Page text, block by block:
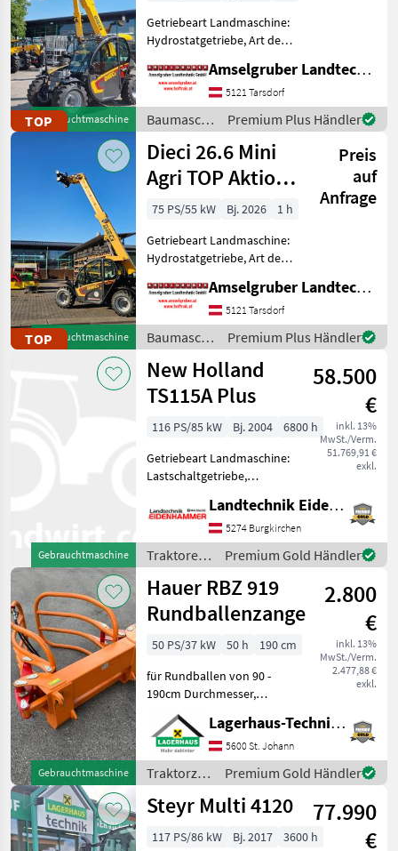
TOPGebrauchtmaschine
Getriebeart Landmaschine:
Hydrostatgetriebe, Art der
Diesel, Abgasstufe: -/Stage
V, hydr.
Werkzeugverriegelung,
Sperrdiff. hinten, Sperrdiff. v
Amselgruber Landtechnik GmbH
5121 Tarsdorf
Baumaschinen
/ Dieci
Premium Plus Händler
TOPGebrauchtmaschine
Dieci 26.6 Mini
Agri TOP Aktion
mit
Österreichpaket
Preis
auf
Anfrage
75 PS/55 kW Bj. 2026
1 h
Getriebeart Landmaschine:
Hydrostatgetriebe, Art der
Diesel, Abgasstufe: -/Stage
V, hydr.
Werkzeugverriegelung,
Sperrdiff. hinten, Sperrdiff. v
Amselgruber Landtechnik GmbH
5121 Tarsdorf
Baumaschinen
/ Dieci
Premium Plus Händler
Gebrauchtmaschine
New Holland
TS115A Plus
58.500
€
inkl. 13%
MwSt./Verm.
51.769,91 €
exkl.
116 PS/85 kW Bj. 2004
6800 h
Getriebeart Landmaschine:
Lastschaltgetriebe,
Höchstgeschwindigkeit in
km/h: 40 km/h,
Kreuzsteuerhebel:
mechanisch,
Druckluftbremse,
Frontlader, Frontla
Landtechnik Eidenhammer GmbH
5274 Burgkirchen
Traktoren
/ New
Holland
Premium Gold Händler
Gebrauchtmaschine
Hauer RBZ 919
Rundballenzange
2.800
€
inkl. 13%
MwSt./Verm.
2.477,88 €
exkl.
50 PS/37 kW 50 h
190 cm
für Rundballen von 90 -
190cm Durchmesser,
Gewicht: 237kg,
Euroaufnahme, guter
Zustand Kaufpreis inkl. 13%
Mwst. Wir bitten telefonisch
oder per Mail Ihren Besuch
be
Lagerhaus-Technik St. Johann
5600 St. Johann
Traktorzubehör
/ Hauer
Premium Gold Händler
Steyr Multi 4120
77.990
€
117 PS/86 kW Bj. 2017 3600 h